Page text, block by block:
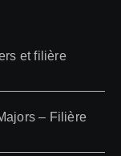
et filière
– Filière